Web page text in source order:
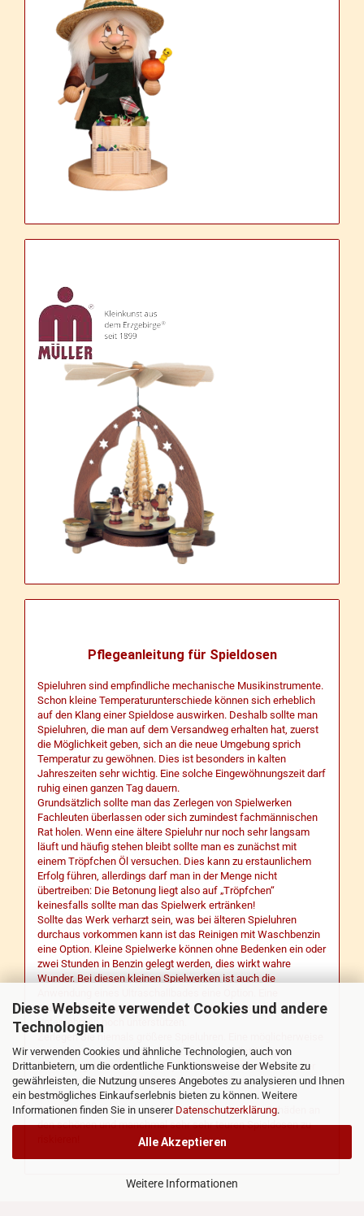
Diese Webseite verwendet Cookies und andere
Technologien
Wir verwenden Cookies und ähnliche Technologien, auch von
Drittanbietern, um die ordentliche Funktionsweise der Website zu
gewährleisten, die Nutzung unseres Angebotes zu analysieren und Ihnen
ein bestmögliches Einkaufserlebnis bieten zu können. Weitere
Informationen finden Sie in unserer Datenschutzerklärung.
Alle Akzeptieren
Weitere Informationen
Pflegeanleitung für Spieldosen
Spieluhren sind empfindliche mechanische Musikinstrumente.
Schon kleine Temperaturunterschiede können sich erheblich
auf den Klang einer Spieldose auswirken. Deshalb sollte man
Spieluhren, die man auf dem Versandweg erhalten hat, zuerst
die Möglichkeit geben, sich an die neue Umgebung sprich
Temperatur zu gewöhnen. Dies ist besonders in kalten
Jahreszeiten sehr wichtig. Eine solche Eingewöhnungszeit darf
ruhig einen ganzen Tag dauern.
Grundsätzlich sollte man das Zerlegen von Spielwerken
Fachleuten überlassen oder sich zumindest fachmännischen
Rat holen. Wenn eine ältere Spieluhr nur noch sehr langsam
läuft und häufig stehen bleibt sollte man es zunächst mit
einem Tröpfchen Öl versuchen. Dies kann zu erstaunlichem
Erfolg führen, allerdings darf man in der Menge nicht
übertreiben: Die Betonung liegt also auf „Tröpfchen“
keinesfalls sollte man das Spielwerk ertränken!
Sollte das Werk verharzt sein, was bei älteren Spieluhren
durchaus vorkommen kann ist das Reinigen mit Waschbenzin
eine Option. Kleine Spielwerke können ohne Bedenken ein oder
zwei Stunden in Benzin gelegt werden, dies wirkt wahre
Wunder. Bei diesen kleinen Spielwerken ist auch die
anschließende Reinigung mit einem Pinsel kann das
Unternehmen noch unterstützen.
Zerlegen Sie niemals größere Spieluhren. Eine möglicherweise
unter Spannung stehende Feder kann zur vollständigen
Zerstörung des wertvollen Objektes führen, mindestens aber
sehr teure Reparaturarbeiten nach sich ziehen.
Also noch einmal:
Besser den Rat von Fachleuten einholen als teure Schäden an
den schönen und manchmal sehr sehr teuren Spieldosen zu